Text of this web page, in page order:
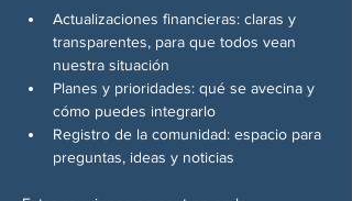
Actualizaciones financieras: claras y
transparentes, para que todos vean
nuestra situación
Planes y prioridades: qué se avecina y
cómo puedes integrarlo
Registro de la comunidad: espacio para
preguntas, ideas y noticias